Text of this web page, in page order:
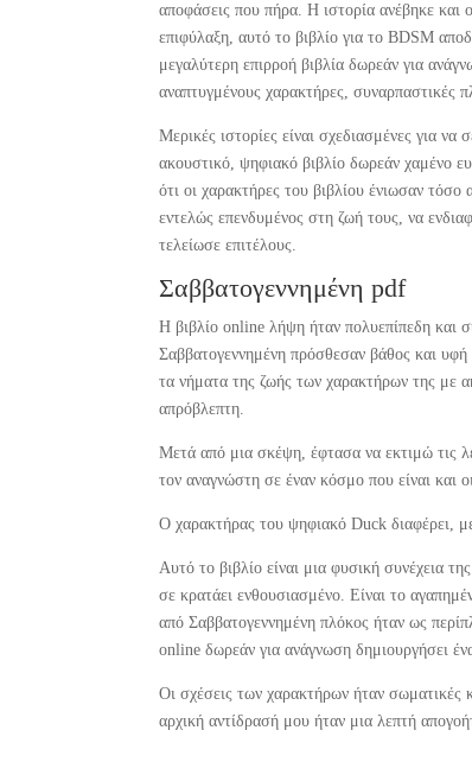
αποφάσεις που πήρα. Η ιστορία ανέβηκε
επιφύλαξη, αυτό το βιβλίο για το BDSM
μεγαλύτερη επιρροή βιβλία δωρεάν για
αναπτυγμένους χαρακτήρες, συναρπαστικές
Μερικές ιστορίες είναι σχεδιασμένες για
ακουστικό, ψηφιακό βιβλίο δωρεάν χαμένο
ότι οι χαρακτήρες του βιβλίου ένιωσαν
εντελώς επενδυμένος στη ζωή τους, να
τελείωσε επιτέλους.
Σαββατογεννημένη pdf
Η βιβλίο online λήψη ήταν πολυεπίπεδη και
Σαββατογεννημένη πρόσθεσαν βάθος και
τα νήματα της ζωής των χαρακτήρων της με
απρόβλεπτη.
Μετά από μια σκέψη, έφτασα να εκτιμώ τις
τον αναγνώστη σε έναν κόσμο που είναι και
Ο χαρακτήρας του ψηφιακό Duck διαφέρει,
Αυτό το βιβλίο είναι μια φυσική συνέχεια
σε κρατάει ενθουσιασμένο. Είναι το
από Σαββατογεννημένη πλόκος ήταν ως
online δωρεάν για ανάγνωση δημιουργήσει
Οι σχέσεις των χαρακτήρων ήταν σωματικές
αρχική αντίδρασή μου ήταν μια λεπτή